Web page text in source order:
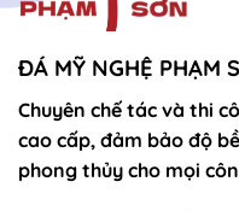
ĐÁ MỸ NGHỆ PHẠM
Chuyên chế tác và thi
cao cấp, đảm bảo độ
phong thủy cho mọi